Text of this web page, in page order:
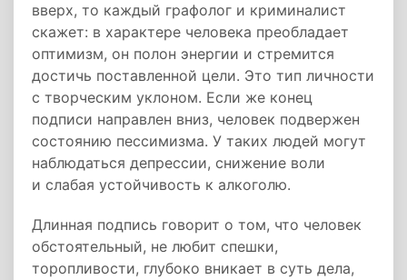
вверх, то каждый графолог и криминалист
скажет: в характере человека преобладает
оптимизм, он полон энергии и стремится
достичь поставленной цели. Это тип личности
с творческим уклоном. Если же конец
подписи направлен вниз, человек подвержен
состоянию пессимизма. У таких людей могут
наблюдаться депрессии, снижение воли
и слабая устойчивость к алкоголю.
Длинная подпись говорит о том, что человек
обстоятельный, не любит спешки,
торопливости, глубоко вникает в суть дела,